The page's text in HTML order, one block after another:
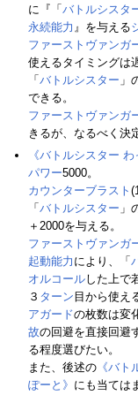
に『「 バトルシスタ
永続能力 』を与える
ファーストヴァンガ
使えるタイミングは
「 バトルシスター 」
できる。
ファーストヴァンガ
きるが、なるべく決
《バトルシスター わ
パワー5000。
カウンターブラスト
「 バトルシスター 」
＋2000を与える。
ファーストヴァンガ
起動能力 により、「
オルコールした上で
３ ターン 目から使え
アガードの枚数は変
故の回避を直接回避
る程度選びたい。
また、後述の 《バト
ぽーと》 にも当ては